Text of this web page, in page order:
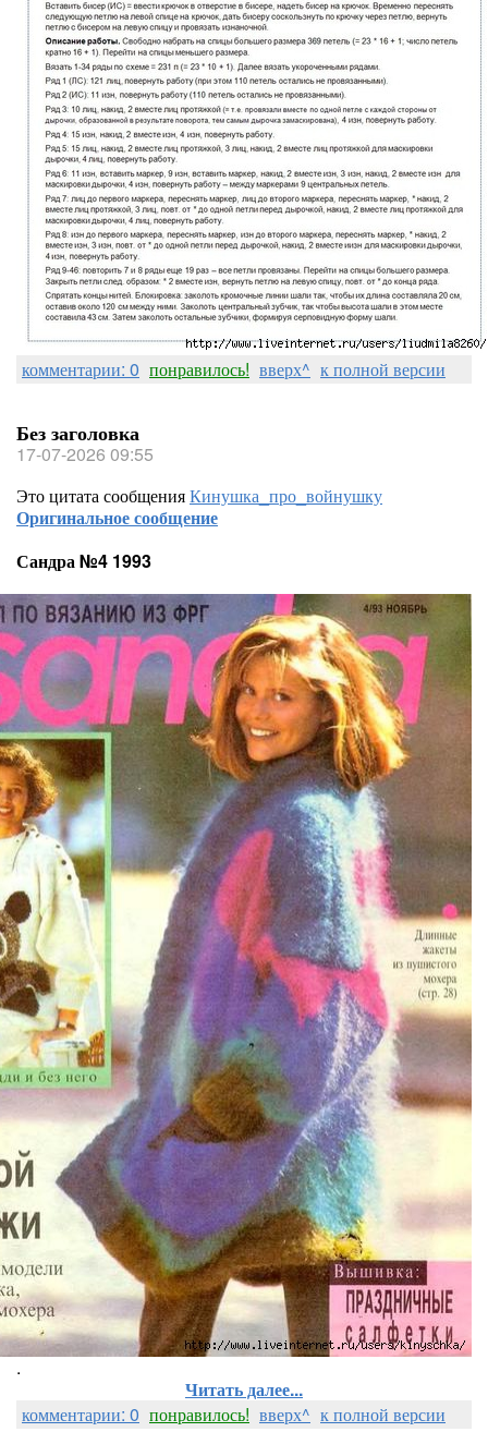
комментарии: 0 понравилось! вверх^ к полной версии
Без заголовка
17-07-2026 09:55
Это цитата сообщенияКинушка_про_войнушку
Оригинальное сообщение
Сандра №4 1993
.
Читать далее...
комментарии: 0 понравилось! вверх^ к полной версии